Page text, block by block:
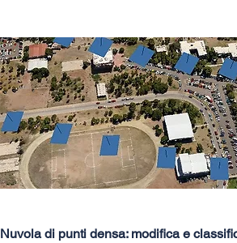
Nuvola di punti densa: modifica e